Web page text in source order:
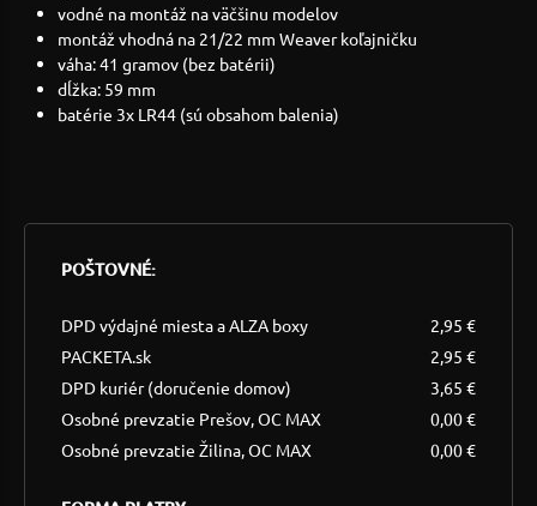
vodné na montáž na väčšinu modelov
montáž vhodná na 21/22 mm Weaver koľajničku
váha: 41 gramov (bez batérii)
dĺžka: 59 mm
batérie 3x LR44 (sú obsahom balenia)
POŠTOVNÉ:
DPD výdajné miesta a ALZA boxy
2,95 €
PACKETA.sk
2,95 €
DPD kuriér (doručenie domov)
3,65 €
Osobné prevzatie Prešov, OC MAX
0,00 €
Osobné prevzatie Žilina, OC MAX
0,00 €